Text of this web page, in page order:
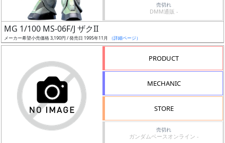
フ
リ
売切れ
DMM通販 -
MG 1/100 MS-06F/J ザクII
メーカー希望小売価格 3,190円 / 発売日 1995年11月 （詳細ページ）
PRODUCT
MECHANIC
STORE
売切れ
ガンダムベースオンライン -